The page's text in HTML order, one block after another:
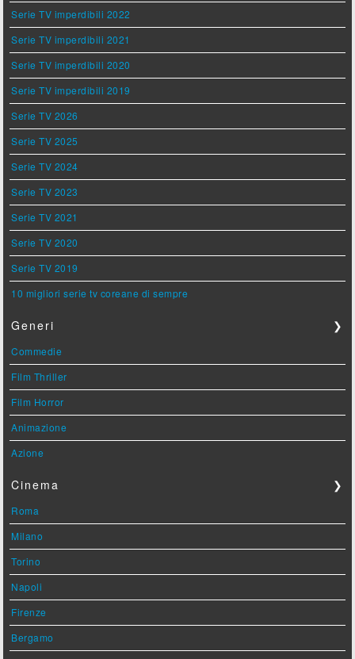
Serie TV imperdibili 2022
Serie TV imperdibili 2021
Serie TV imperdibili 2020
Serie TV imperdibili 2019
Serie TV 2026
Serie TV 2025
Serie TV 2024
Serie TV 2023
Serie TV 2021
Serie TV 2020
Serie TV 2019
10 migliori serie tv coreane di sempre
Generi ❯
Commedie
Film Thriller
Film Horror
Animazione
Azione
Cinema ❯
Roma
Milano
Torino
Napoli
Firenze
Bergamo